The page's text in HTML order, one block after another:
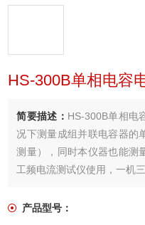
HS-300B单相电容
简要描述： HS-300B单相电
况下测量成组并联电容器的
测量），同时本仪器也能测
工频电流测试仪使用，一机
产品型号：